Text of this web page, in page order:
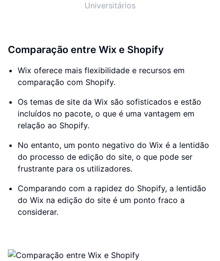
Universitários
Comparação entre Wix e Shopify
Wix oferece mais flexibilidade e recursos em
comparação com Shopify.
Os temas de site da Wix são sofisticados e estão
incluídos no pacote, o que é uma vantagem em
relação ao Shopify.
No entanto, um ponto negativo do Wix é a lentidão
do processo de edição do site, o que pode ser
frustrante para os utilizadores.
Comparando com a rapidez do Shopify, a lentidão
do Wix na edição do site é um ponto fraco a
considerar.